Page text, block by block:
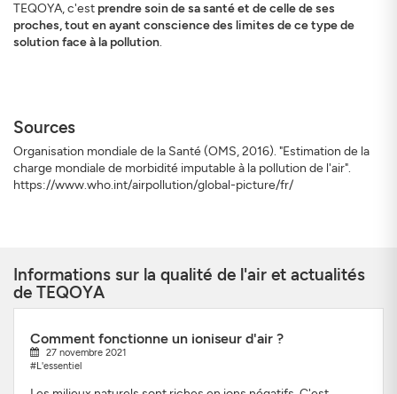
TEQOYA, c'est prendre soin de sa santé et de celle de ses
proches, tout en ayant conscience des limites de ce type de
solution face à la pollution.
Sources
Organisation mondiale de la Santé (OMS, 2016). "Estimation de la
charge mondiale de morbidité imputable à la pollution de l'air".
https://www.who.int/airpollution/global-picture/fr/
Informations sur la qualité de l'air et actualités
de TEQOYA
Comment fonctionne un ioniseur d'air ?
27 novembre 2021
#L'essentiel